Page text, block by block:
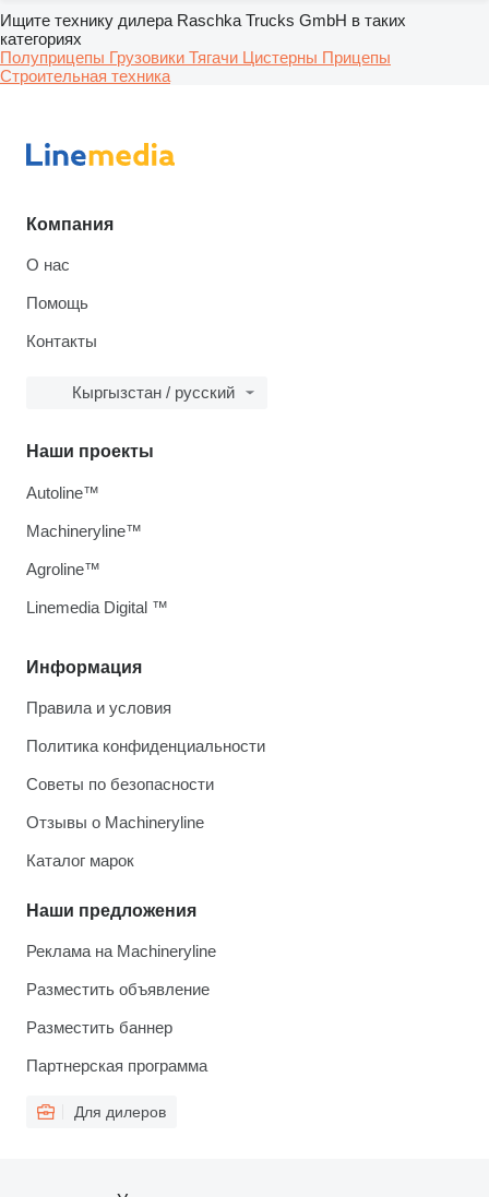
Ищите технику дилера Raschka Trucks GmbH в таких
категориях
Полуприцепы Грузовики Тягачи Цистерны Прицепы
Строительная техника
Компания
О нас
Помощь
Контакты
Кыргызстан / русский
Информация
Правила и условия
Политика конфиденциальности
Советы по безопасности
Отзывы о Machineryline
Каталог марок
Наши предложения
Реклама на Machineryline
Разместить объявление
Разместить баннер
Партнерская программа
Для дилеров
Наши проекты
Autoline™
Machineryline™
Agroline™
Linemedia Digital ™